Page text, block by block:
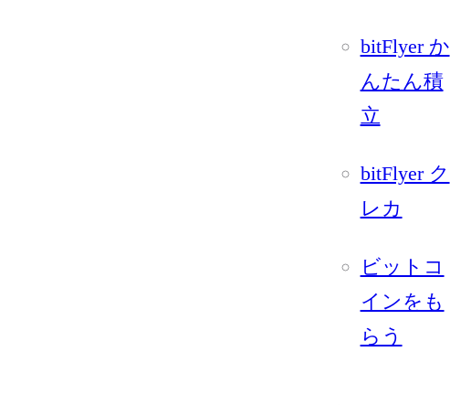
bitFlyer か
んたん積
立
bitFlyer ク
レカ
ビットコ
インをも
らう